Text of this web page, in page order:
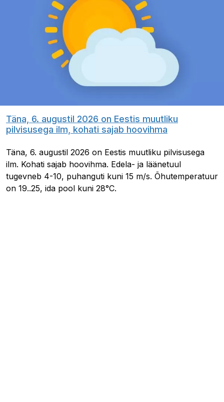
Täna, 6. augustil 2026 on Eestis muutliku
pilvisusega ilm, kohati sajab hoovihma
Täna, 6. augustil 2026 on Eestis muutliku pilvisusega
ilm. Kohati sajab hoovihma. Edela- ja läänetuul
tugevneb 4-10, puhanguti kuni 15 m/s. Õhutemperatuur
on 19..25, ida pool kuni 28°C.